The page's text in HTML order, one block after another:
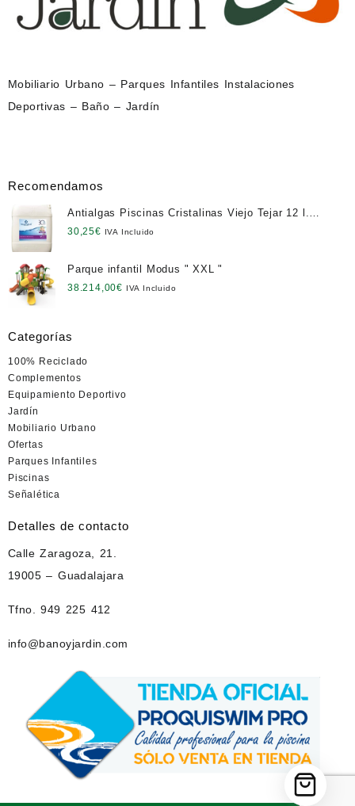
Mobiliario Urbano – Parques Infantiles Instalaciones
Deportivas – Baño – Jardín
Recomendamos
Antialgas Piscinas Cristalinas Viejo Tejar 12 l.
NETO
30,25€ IVA Incluido
Parque infantil Modus " XXL "
38.214,00€ IVA Incluido
Categorías
100% Reciclado
Complementos
Equipamiento Deportivo
Jardín
Mobiliario Urbano
Ofertas
Parques Infantiles
Piscinas
Señalética
Detalles de contacto
Calle Zaragoza, 21.
19005 – Guadalajara
Tfno. 949 225 412
info@banoyjardin.com